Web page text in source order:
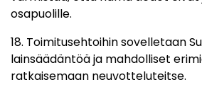
osapuolille.
18. Toimitusehtoihin sovelletaan
lainsäädäntöä ja mahdolliset
ratkaisemaan neuvotteluteitse.